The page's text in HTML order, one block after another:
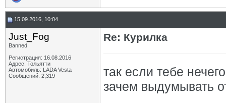
15.09.2016, 10:04
Just_Fog
Banned
Регистрация: 16.08.2016
Адрес: Тольятти
Автомобиль: LADA Vesta
Сообщений: 2,319
Re: Курилка
так если тебе
зачем выдумывать